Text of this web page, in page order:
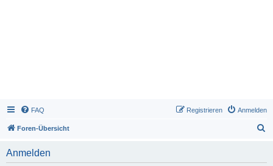
FAQ Anmelden
Registrieren
Foren-Übersicht
Anmelden